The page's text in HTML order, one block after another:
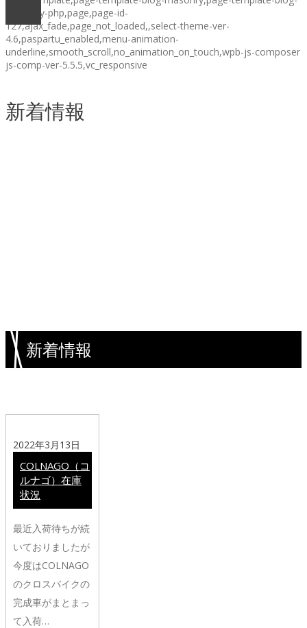
masonry-php,page,page-id-
127,ajax_fade,page_not_loaded,,select-theme-ver-
4.6,paspartu_enabled,menu-animation-
underline,smooth_scroll,no_animation_on_touch,wpb-js-composer
js-comp-ver-5.5.5,vc_responsive
新着情報
新着情報
2022年3月13日
COLNAGO（コ
ルナゴ）在庫
状況
最近入荷待ちが続
いておりましたが
今度はCOLNAGO
のクロスバイクの
完成車がまとまっ
て入荷…